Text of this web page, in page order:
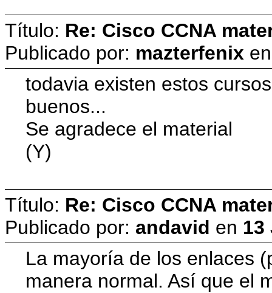
Título: Re: Cisco CCNA
Publicado por: mazterfenix
todavia existen estos
buenos...
Se agradece el material
(Y)
Título: Re: Cisco CCNA
Publicado por: andavid en 13
La mayoría de los enlaces
manera normal. Así que el